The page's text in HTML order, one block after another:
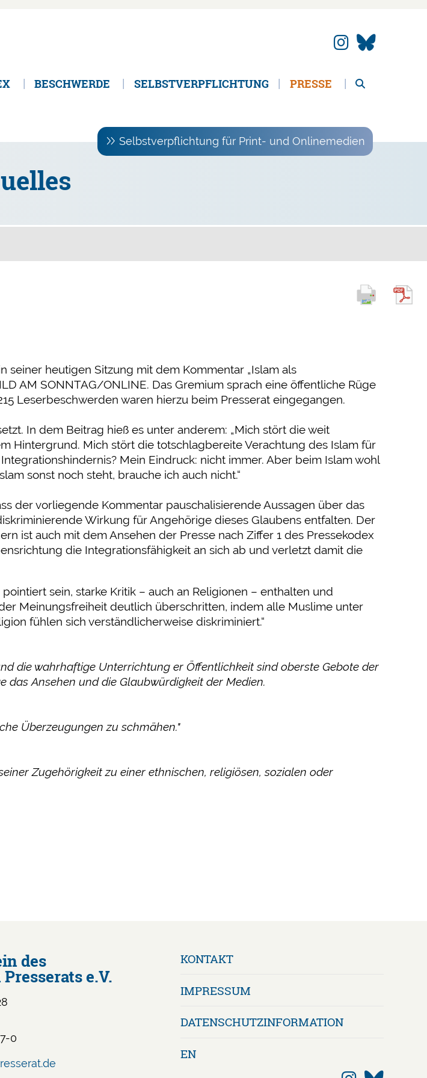
BESCHWERDE SELBSTVERPFLICHTUNG PRESSE
Selbstverpflichtung für Print- und Onlinemedien
seiner heutigen Sitzung mit dem Kommentar „Islam als
AM SONNTAG/ONLINE. Das Gremium sprach eine öffentliche Rüge
Leserbeschwerden waren hierzu beim Presserat eingegangen.
In dem Beitrag hieß es unter anderem: „Mich stört die weit
Hintergrund. Mich stört die totschlagbereite Verachtung des Islam für
Mein Eindruck: nicht immer. Aber beim Islam wohl
sonst noch steht, brauche ich auch nicht.“
der vorliegende Kommentar pauschalisierende Aussagen über das
Wirkung für Angehörige dieses Glaubens entfalten. Der
ist auch mit dem Ansehen der Presse nach Ziffer 1 des Pressekodex
die Integrationsfähigkeit an sich ab und verletzt damit die
sein, starke Kritik – auch an Religionen – enthalten und
Meinungsfreiheit deutlich überschritten, indem alle Muslime unter
fühlen sich verständlicherweise diskriminiert.“
die wahrhaftige Unterrichtung er Öffentlichkeit sind oberste Gebote der
das Ansehen und die Glaubwürdigkeit der Medien.
Überzeugungen zu schmähen."
Zugehörigkeit zu einer ethnischen, religiösen, sozialen oder
des
e.V.
0
überspringen
KONTAKT
IMPRESSUM
DATENSCHUTZ­INFORMATION
EN